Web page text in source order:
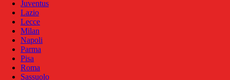
Juventus
Lazio
Lecce
Milan
Napoli
Parma
Pisa
Roma
Sassuolo